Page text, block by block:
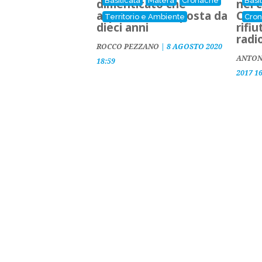
Territorio e Ambiente
dimenticato che
aspetta una risposta da
dieci anni
ROCCO PEZZANO | 8 AGOSTO 2020
18:59
nel
2017